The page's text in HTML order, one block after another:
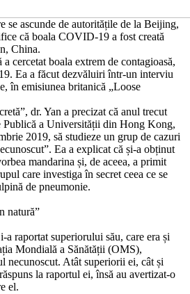
se ascunde de autoritățile de la Beijing,
că boala COVID-19 a fost creată
China.
cercetat boala extrem de contagioasă,
Ea a făcut dezvăluiri într-un interviu
în emisiunea britanică „Loose
dr. Yan a precizat că anul trecut
Publică a Universității din Hong Kong,
2019, să studieze un grup de cazuri
Ea a explicat că și-a obținut
mandarina și, de aceea, a primit
care investiga în secret ceea ce se
de pneumonie.
natură”
a raportat superiorului său, care era și
Mondială a Sănătății (OMS),
necunoscut. Atât superiorii ei, cât și
la raportul ei, însă au avertizat-o
el.